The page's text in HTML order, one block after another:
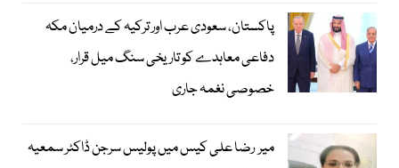
پاکستان، سعودی عرب اور ترکیہ کے درمیان مکہ
دفاعی معاہدے کو تاریخی سنگ میل قرار،
خصوصی نغمہ جاری
میر رضا علی کیس میں پولیس سرجن ڈاکٹر سمعیہ